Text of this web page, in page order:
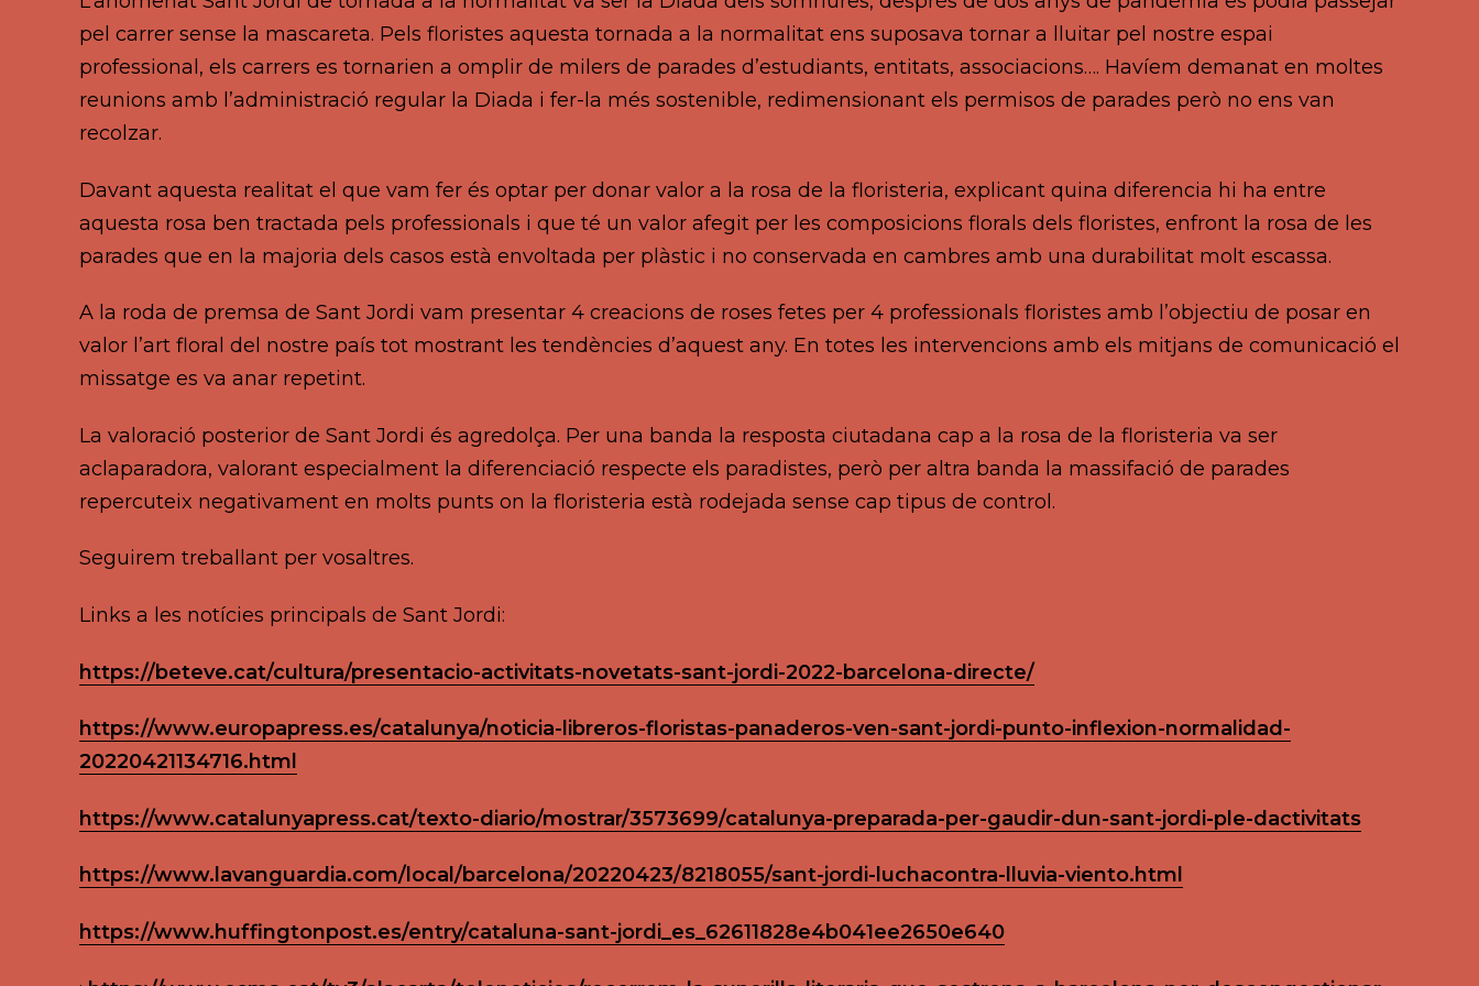
pel carrer sense la mascareta. Pels floristes aquesta tornada a la normalitat ens suposava tornar a lluitar pel nostre espai
professional, els carrers es tornarien a omplir de milers de parades d’estudiants, entitats, associacions…. Havíem demanat en moltes
reunions amb l’administració regular la Diada i fer-la més sostenible, redimensionant els permisos de parades però no ens van
recolzar.
Davant aquesta realitat el que vam fer és optar per donar valor a la rosa de la floristeria, explicant quina diferencia hi ha entre
aquesta rosa ben tractada pels professionals i que té un valor afegit per les composicions florals dels floristes, enfront la rosa de les
parades que en la majoria dels casos està envoltada per plàstic i no conservada en cambres amb una durabilitat molt escassa.
A la roda de premsa de Sant Jordi vam presentar 4 creacions de roses fetes per 4 professionals floristes amb l’objectiu de posar en
valor l’art floral del nostre país tot mostrant les tendències d’aquest any. En totes les intervencions amb els mitjans de comunicació el
missatge es va anar repetint.
La valoració posterior de Sant Jordi és agredolça. Per una banda la resposta ciutadana cap a la rosa de la floristeria va ser
aclaparadora, valorant especialment la diferenciació respecte els paradistes, però per altra banda la massifació de parades
repercuteix negativament en molts punts on la floristeria està rodejada sense cap tipus de control.
Seguirem treballant per vosaltres.
Links a les notícies principals de Sant Jordi:
https://beteve.cat/cultura/presentacio-activitats-novetats-sant-jordi-2022-barcelona-directe/
https://www.europapress.es/catalunya/noticia-libreros-floristas-panaderos-ven-sant-jordi-punto-inflexion-normalidad-
20220421134716.html
https://www.catalunyapress.cat/texto-diario/mostrar/3573699/catalunya-preparada-per-gaudir-dun-sant-jordi-ple-dactivitats
https://www.lavanguardia.com/local/barcelona/20220423/8218055/sant-jordi-luchacontra-lluvia-viento.html
https://www.huffingtonpost.es/entry/cataluna-sant-jordi_es_62611828e4b041ee2650e640